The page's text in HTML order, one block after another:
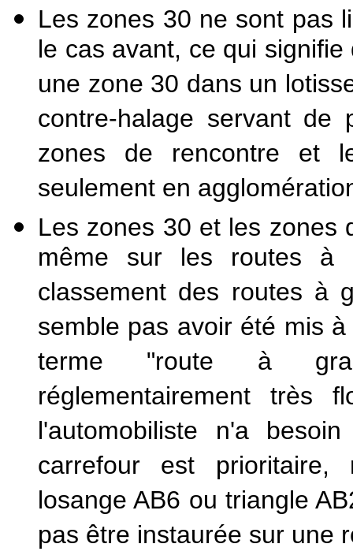
Les zones 30 ne sont pas
le cas avant, ce qui
une zone 30 dans un
contre-halage servant
zones de rencontre et
seulement en
Les zones 30 et les zones
même sur les routes à
classement des routes à
semble pas avoir été mis
terme "route à
réglementairement
l'automobiliste n'a
carrefour est prioritaire,
losange AB6 ou triangle
pas être instaurée sur une